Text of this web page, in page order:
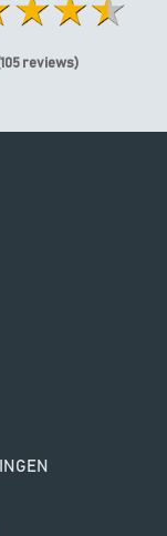
105 reviews)